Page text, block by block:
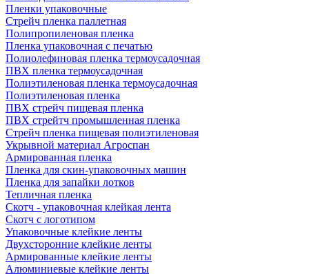
Пленки упаковочные
Стрейч пленка паллетная
Полипропиленовая пленка
Пленка упаковочная с печатью
Полиолефиновая пленка термоусадочная
ПВХ пленка термоусадочная
Полиэтиленовая пленка термоусадочная
Полиэтиленовая пленка
ПВХ стрейч пищевая пленка
ПВХ стрейтч промышленная пленка
Стрейч пленка пищевая полиэтиленовая
Укрывной материал Агроспан
Армированная пленка
Пленка для скин-упаковочных машин
Пленка для запайки лотков
Тепличная пленка
Скотч - упаковочная клейкая лента
Скотч с логотипом
Упаковочные клейкие ленты
Двухсторонние клейкие ленты
Армированные клейкие ленты
Алюминиевые клейкие ленты